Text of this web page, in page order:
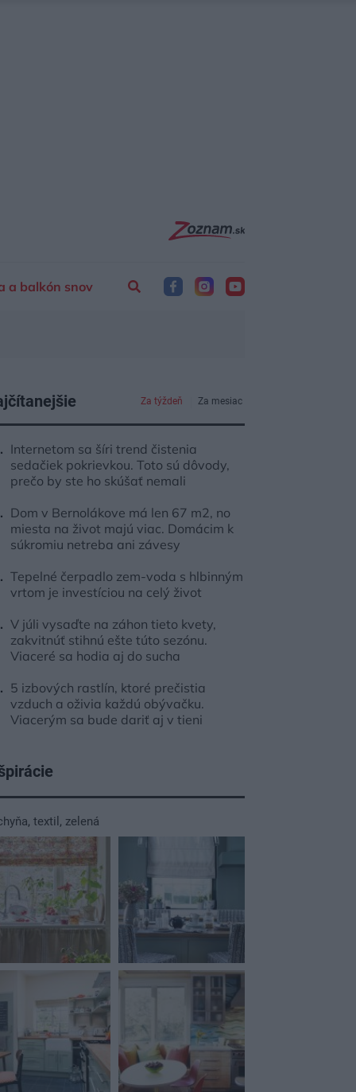
a balkón snov
Za týždeň Za mesiac
Internetom sa šíri trend čistenia
sedačiek pokrievkou. Toto sú dôvody,
prečo by ste ho skúšať nemali
Dom v Bernolákove má len 67 m2, no
miesta na život majú viac. Domácim k
súkromiu netreba ani závesy
Tepelné čerpadlo zem-voda s hlbinným
vrtom je investíciou na celý život
V júli vysaďte na záhon tieto kvety,
zakvitnúť stihnú ešte túto sezónu.
Viaceré sa hodia aj do sucha
5 izbových rastlín, ktoré prečistia
vzduch a oživia každú obývačku.
Viacerým sa bude dariť aj v tieni
, textil , zelená